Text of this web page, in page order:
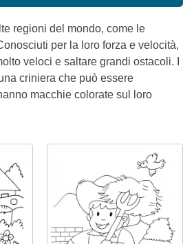
regioni del mondo, come le
per la loro forza e velocità,
veloci e saltare grandi ostacoli. I
criniera che può essere
macchie colorate sul loro